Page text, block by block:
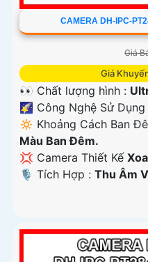
CAMERA DH-IPC-
Giá
Giá
👀 Chất lượng hình :
🌠 Công Nghệ Sử Dụng
🔅 Khoảng Cách Ban
Màu Ban Ðêm.
💢 Camera Thiết Kế
️🎙 Tích Hợp : Thu Âm